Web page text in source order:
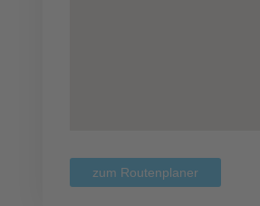
zum Routenplaner